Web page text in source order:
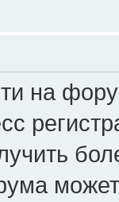
на
может